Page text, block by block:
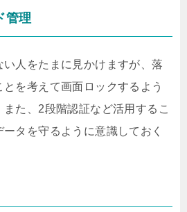
管理
人をたまに見かけますが、落
を考えて画面ロックするよう
た、2段階認証など活用するこ
タを守るように意識しておく